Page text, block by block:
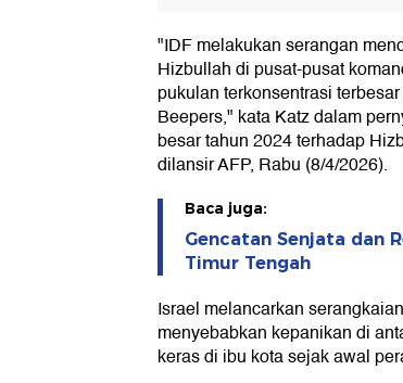
"IDF melakukan serangan
Hizbullah di pusat-pusat
pukulan terkonsentrasi
Beepers," kata Katz dalam
besar tahun 2024 terhadap
dilansir AFP, Rabu (8/4/2026).
Baca juga:
Gencatan Senjata dan
Timur Tengah
Israel melancarkan
menyebabkan kepanikan di
keras di ibu kota sejak awal